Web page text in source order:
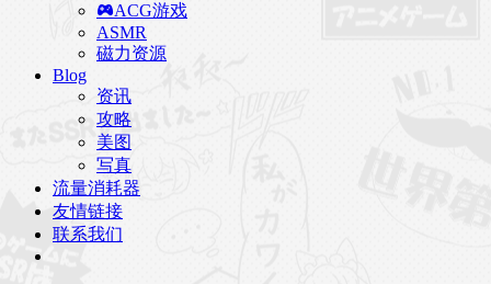
ACG游戏
ASMR
磁力资源
Blog
资讯
攻略
美图
写真
流量消耗器
友情链接
联系我们